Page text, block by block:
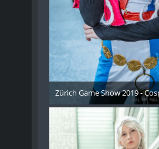
Zürich Game Show 2019 -
21. Oktober 2019